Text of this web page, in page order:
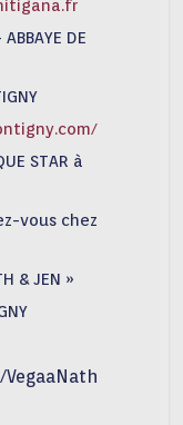
DE
STAR à
vous chez
& JEN »